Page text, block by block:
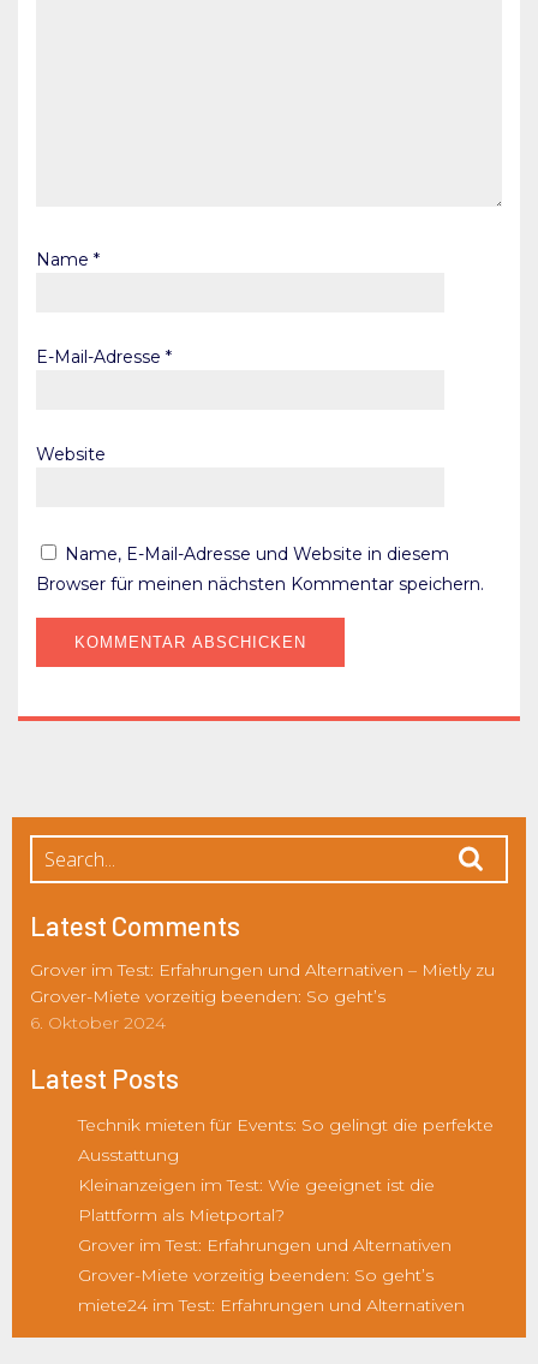
Name *
E-Mail-Adresse *
Website
Name, E-Mail-Adresse und Website in diesem
Browser für meinen nächsten Kommentar speichern.
Latest Comments
Grover im Test: Erfahrungen und Alternativen – Mietlyzu
Grover-Miete vorzeitig beenden: So geht’s
6. Oktober 2024
Latest Posts
Technik mieten für Events: So gelingt die perfekte
Ausstattung
Kleinanzeigen im Test: Wie geeignet ist die
Plattform als Mietportal?
Grover im Test: Erfahrungen und Alternativen
Grover-Miete vorzeitig beenden: So geht’s
miete24 im Test: Erfahrungen und Alternativen